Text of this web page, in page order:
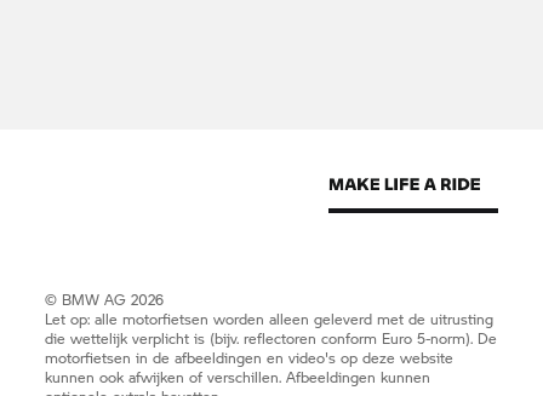
© BMW AG 2026
Let op: alle motorfietsen worden alleen geleverd met de uitrusting
die wettelijk verplicht is (bijv. reflectoren conform Euro 5-norm). De
motorfietsen in de afbeeldingen en video's op deze website
kunnen ook afwijken of verschillen. Afbeeldingen kunnen